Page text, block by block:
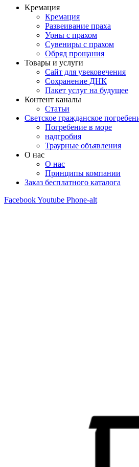
Kремация
Кремация
Развеивание праха
Урны с прахом
Сувениры с прахом
Обряд прощания
Товары и услуги
Сайт для увековечения
Сохранение ДНК
Пакет услуг на будущее
Контент каналы
Статьи
Светское гражданское
Погребение в море
надгробия
Траурные объявления
О нас
О нас
Принципы компании
Заказ бесплатного каталога
FacebookYoutube Phone-alt